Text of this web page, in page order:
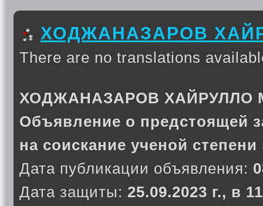
ХОДЖАНАЗАРОВ
There are no translations
ХОДЖАНАЗАРОВ ХАЙРУЛЛО
Объявление о предстоящей
на соискание ученой
Дата публикации объявления:
Дата защиты: 25.09.2023 г., в